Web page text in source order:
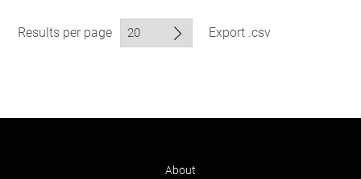
Results per page Export .csv
About